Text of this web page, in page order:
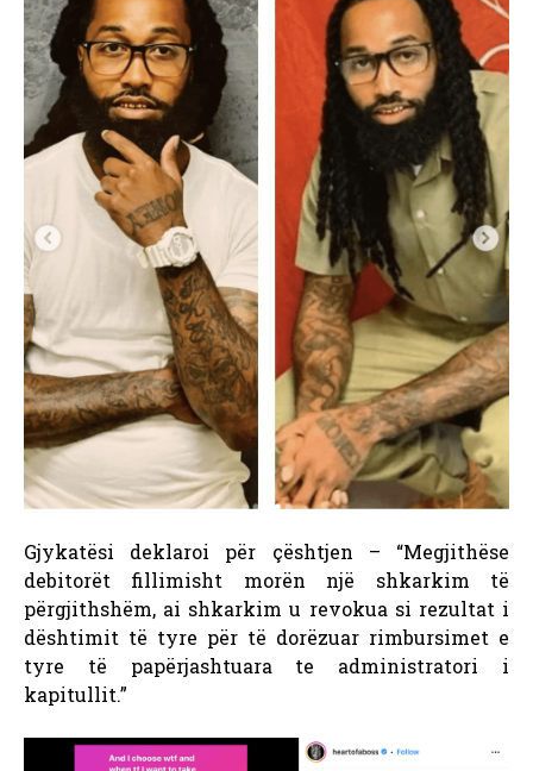
Gjykatësi deklaroi për çështjen – “Megjithëse
debitorët fillimisht morën një shkarkim të
përgjithshëm, ai shkarkim u revokua si rezultat i
dështimit të tyre për të dorëzuar rimbursimet e
tyre të papërjashtuara te administratori i
kapitullit.”